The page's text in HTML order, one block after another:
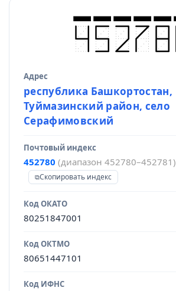
Адрес
республика Башкортостан,
Туймазинский район, село
Серафимовский
Почтовый индекс
452780 (диапазон 452780–452781)
Скопировать индекс
Код ОКАТО
80251847001
Код ОКТМО
80651447101
Код ИФНС
Источник данных